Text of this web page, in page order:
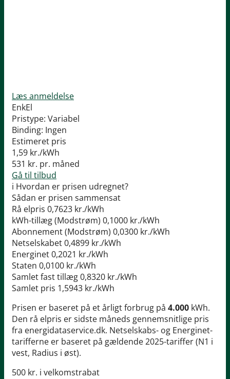
Læs anmeldelse
EnkEl
Pristype: Variabel
Binding: Ingen
Estimeret pris
1,59 kr./kWh
531 kr. pr. måned
Gå til tilbud
i Hvordan er prisen udregnet?
Sådan er prisen sammensat
Rå elpris 0,7623 kr./kWh
kWh-tillæg (Modstrøm) 0,1000 kr./kWh
Abonnement (Modstrøm) 0,0300 kr./kWh
Netselskabet0,4899 kr./kWh
Energinet0,2021 kr./kWh
Staten 0,0100 kr./kWh
Samlet fast tillæg0,8320 kr./kWh
Samlet pris 1,5943 kr./kWh
Prisen er baseret på et årligt forbrug på 4.000 kWh.
Den rå elpris er sidste måneds gennemsnitlige pris
fra energidataservice.dk. Netselskabs- og Energinet-
tarifferne er baseret på gældende 2025-tariffer (N1 i
vest, Radius i øst).
500 kr. i velkomstrabat